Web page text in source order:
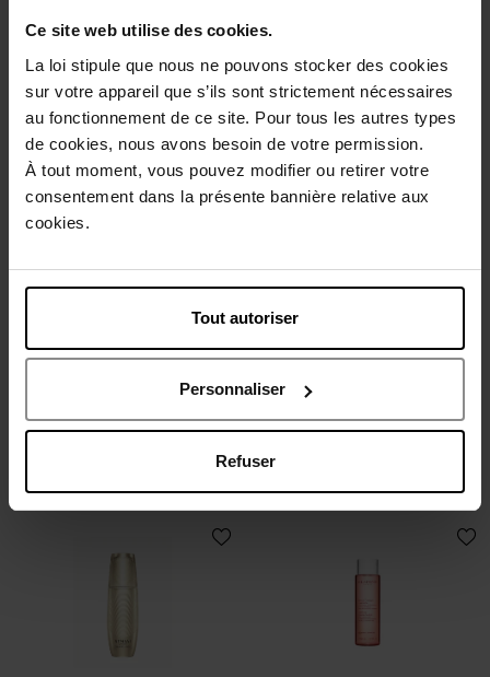
Ce site web utilise des cookies.
La loi stipule que nous ne pouvons stocker des cookies
sur votre appareil que s’ils sont strictement nécessaires
au fonctionnement de ce site. Pour tous les autres types
de cookies, nous avons besoin de votre permission.
À tout moment, vous pouvez modifier ou retirer votre
consentement dans la présente bannière relative aux
cookies.
Tout autoriser
Personnaliser
Refuser
Primer
€ 180,50 Bestel nu! € 205,50 Bestel nu!
Soothing Toning Lotion Purifying Toning Lotion